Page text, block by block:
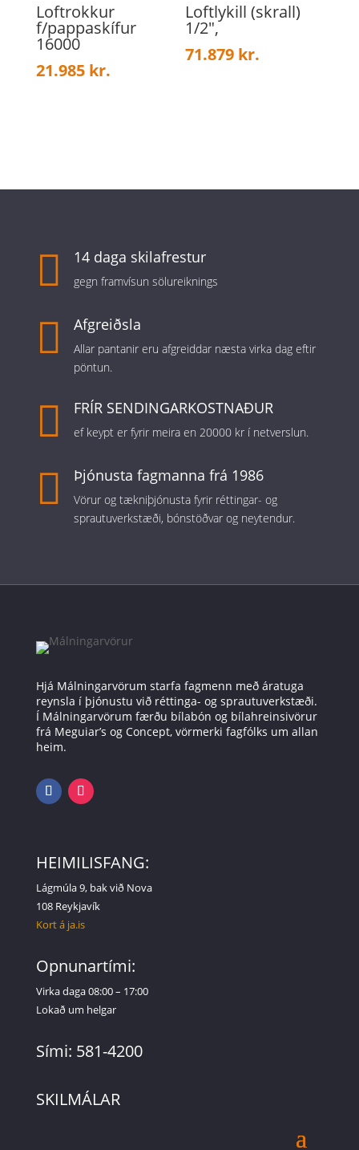
Loftrokkur
f/pappaskífur
16000
21.985 kr.
Loftlykill (skrall)
1/2″,
71.879 kr.
 14 daga skilafrestur
gegn framvísun sölureiknings
 Afgreiðsla
Allar pantanir eru afgreiddar næsta virka dag eftir
pöntun.
 FRÍR SENDINGARKOSTNAÐUR
ef keypt er fyrir meira en 20000 kr í netverslun.
 Þjónusta fagmanna frá 1986
Vörur og tækniþjónusta fyrir réttingar- og
sprautuverkstæði, bónstöðvar og neytendur.
Hjá Málningarvörum starfa fagmenn með áratuga
reynsla í þjónustu við réttinga- og sprautuverkstæði.
Í Málningarvörum færðu bílabón og bílahreinsivörur
frá Meguiar’s og Concept, vörmerki fagfólks um allan
heim.
HEIMILISFANG:
Lágmúla 9, bak við Nova
108 Reykjavík
Kort á ja.is
Opnunartími:
Virka daga 08:00 – 17:00
Lokað um helgar
Sími: 581-4200
SKILMÁLAR